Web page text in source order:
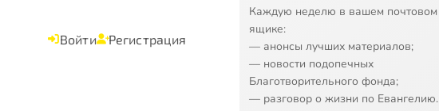
Войти Регистрация
Каждую неделю в вашем почтовом
ящике:
— анонсы лучших материалов;
— новости подопечных
Благотворительного фонда;
— разговор о жизни по Евангелию.